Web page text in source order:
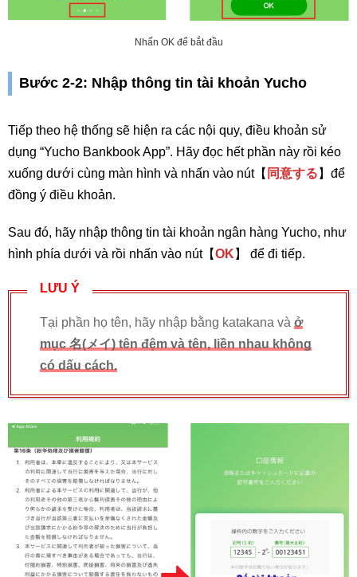
Nhấn OK để bắt đầu
Bước 2-2: Nhập thông tin tài khoản Yucho
Tiếp theo hệ thống sẽ hiện ra các nội quy, điều khoản sử
dụng “Yucho Bankbook App”. Hãy đọc hết phần này rồi kéo
xuống dưới cùng màn hình và nhấn vào nút【 同意する 】để
đồng ý điều khoản.
Sau đó, hãy nhập thông tin tài khoản ngân hàng Yucho, như
hình phía dưới và rồi nhấn vào nút【OK 】 để đi tiếp.
LƯU Ý
Tại phần họ tên, hãy nhập bằng katakana và ở
mục 名(メイ) tên đệm và tên, liền nhau không
có dấu cách.